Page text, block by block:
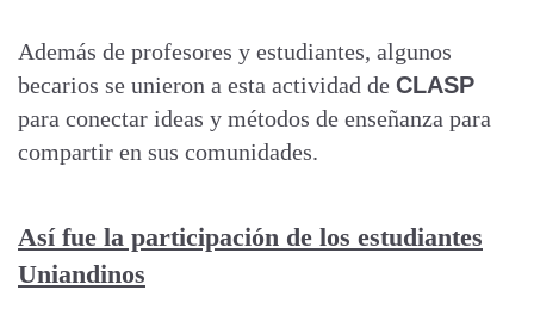
Además de profesores y estudiantes, algunos
becarios se unieron a esta actividad de CLASP
para conectar ideas y métodos de enseñanza para
compartir en sus comunidades.
Así fue la participación de los estudiantes
Uniandinos